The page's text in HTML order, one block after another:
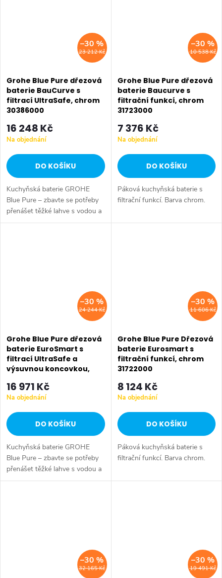
23 212 Kč
–30 %
Grohe Blue Pure dřezová
baterie BauCurve s
filtrací UltraSafe, chrom
30386000
16 248 Kč
Na objednání
DO KOŠÍKU
Kuchyňská baterie GROHE
Blue Pure – zbavte se potřeby
přenášet těžké lahve s vodou a
dopřejte si čerstvou stolní vodu
10 538 Kč
–30 %
Grohe Blue Pure dřezová
baterie Baucurve s
filtrační funkcí, chrom
31723000
7 376 Kč
Na objednání
DO KOŠÍKU
Páková kuchyňská baterie s
filtrační funkcí. Barva chrom.
24 244 Kč
–30 %
Grohe Blue Pure dřezová
baterie EuroSmart s
filtrací UltraSafe a
výsuvnou koncovkou,
16 971 Kč
Na objednání
DO KOŠÍKU
Kuchyňská baterie GROHE
Blue Pure – zbavte se potřeby
přenášet těžké lahve s vodou a
dopřejte si čerstvou stolní vodu
11 606 Kč
–30 %
Grohe Blue Pure Dřezová
baterie Eurosmart s
filtrační funkcí, chrom
31722000
8 124 Kč
Na objednání
DO KOŠÍKU
Páková kuchyňská baterie s
filtrační funkcí. Barva chrom.
32 165 Kč
–30 %
19 491 Kč
–30 %